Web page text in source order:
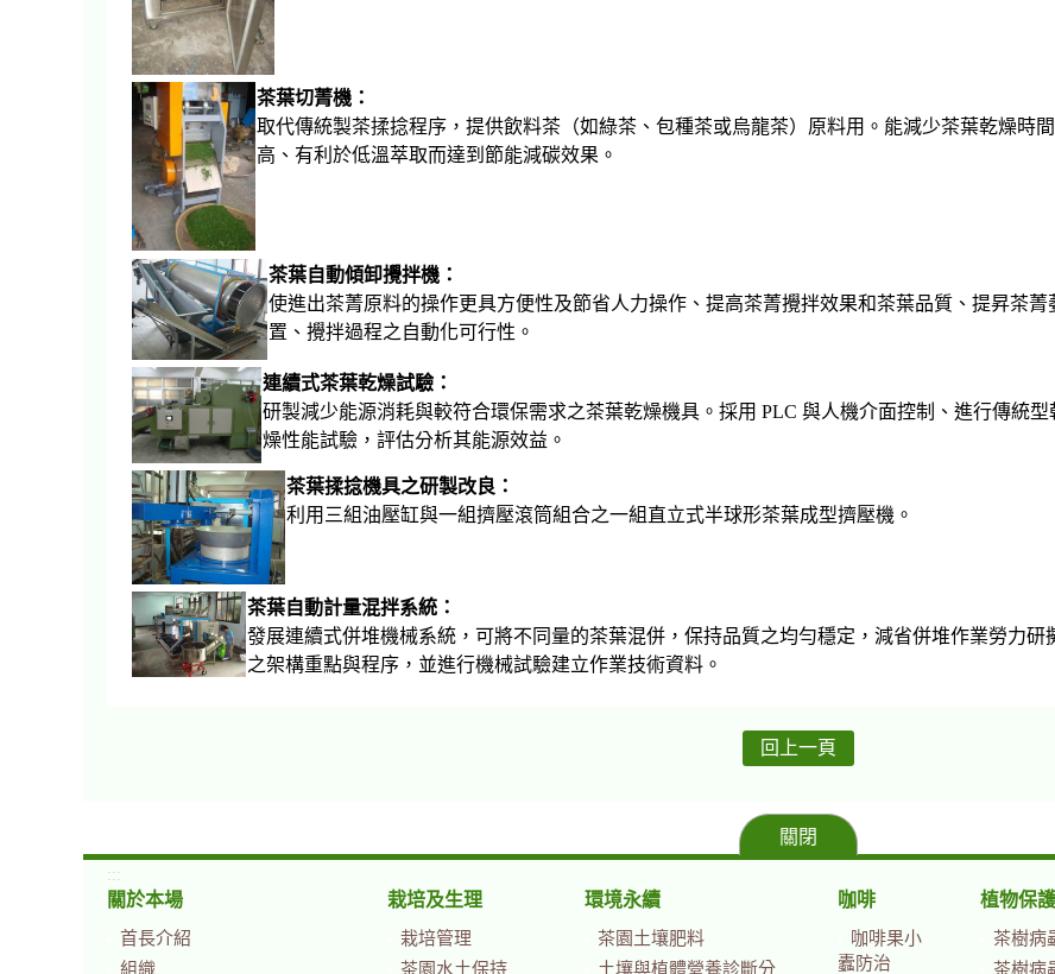
茶葉切菁機：
取代傳統製茶揉捻程序，提供飲料茶（如綠茶、包種茶或烏龍茶）原料用。能減少茶葉乾燥時
高、有利於低溫萃取而達到節能減碳效果。
茶葉自動傾卸攪拌機：
使進出茶菁原料的操作更具方便性及節省人力操作、提高茶菁攪拌效果和茶葉品質、提昇茶菁
置、攪拌過程之自動化可行性。
連續式茶葉乾燥試驗：
研製減少能源消耗與較符合環保需求之茶葉乾燥機具。採用 PLC 與人機介面控制、進行傳統型
燥性能試驗，評估分析其能源效益。
茶葉揉捻機具之研製改良：
利用三組油壓缸與一組擠壓滾筒組合之一組直立式半球形茶葉成型
茶葉自動計量混拌系統：
發展連續式併堆機械系統，可將不同量的茶葉混併，保持品質之均勻穩定，減省併堆作業勞力研
之架構重點與程序，並進行機械試驗建立作業技術資料。
回上一頁
關閉
:::
關於本場
首長介紹
組織
栽培及生理
栽培管理
茶園水土保持
環境永續
茶園土壤肥料
土壤與植體營養診斷分
咖啡
咖啡果小
蠹防治
植物保護
茶樹病
茶樹病